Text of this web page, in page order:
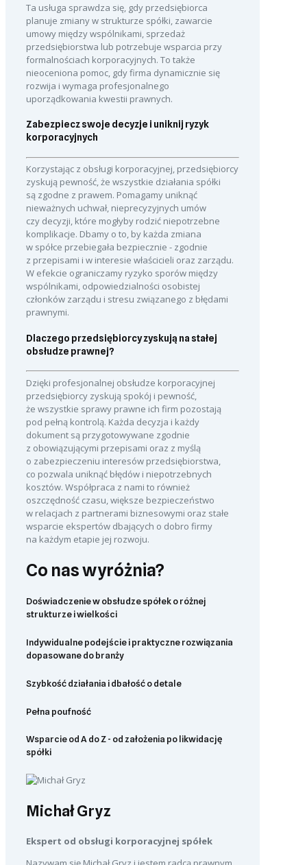
Ta usługa sprawdza się, gdy przedsiębiorca
planuje zmiany w strukturze spółki, zawarcie
umowy między wspólnikami, sprzedaż
przedsiębiorstwa lub potrzebuje wsparcia przy
formalnościach korporacyjnych. To także
nieoceniona pomoc, gdy firma dynamicznie się
rozwija i wymaga profesjonalnego
uporządkowania kwestii prawnych.
Zabezpiecz swoje decyzje i uniknij ryzyk
korporacyjnych
Korzystając z obsługi korporacyjnej, przedsiębiorcy
zyskują pewność, że wszystkie działania spółki
są zgodne z prawem. Pomagamy uniknąć
nieważnych uchwał, nieprecyzyjnych umów
czy decyzji, które mogłyby rodzić niepotrzebne
komplikacje. Dbamy o to, by każda zmiana
w spółce przebiegała bezpiecznie - zgodnie
z przepisami i w interesie właścicieli oraz zarządu.
W efekcie ograniczamy ryzyko sporów między
wspólnikami, odpowiedzialności osobistej
członków zarządu i stresu związanego z błędami
prawnymi.
Dlaczego przedsiębiorcy zyskują na stałej
obsłudze prawnej?
Dzięki profesjonalnej obsłudze korporacyjnej
przedsiębiorcy zyskują spokój i pewność,
że wszystkie sprawy prawne ich firm pozostają
pod pełną kontrolą. Każda decyzja i każdy
dokument są przygotowywane zgodnie
z obowiązującymi przepisami oraz z myślą
o zabezpieczeniu interesów przedsiębiorstwa,
co pozwala uniknąć błędów i niepotrzebnych
kosztów. Współpraca z nami to również
oszczędność czasu, większe bezpieczeństwo
w relacjach z partnerami biznesowymi oraz stałe
wsparcie ekspertów dbających o dobro firmy
na każdym etapie jej rozwoju.
Co nas wyróżnia?
Doświadczenie w obsłudze spółek o różnej
strukturze i wielkości
Indywidualne podejście i praktyczne rozwiązania
dopasowane do branży
Szybkość działania i dbałość o detale
Pełna poufność
Wsparcie od A do Z - od założenia po likwidację
spółki
Michał Gryz
Ekspert od obsługi korporacyjnej spółek